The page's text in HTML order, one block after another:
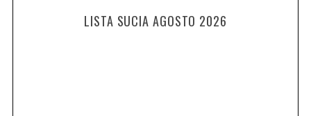
LISTA SUCIA AGOSTO 2026